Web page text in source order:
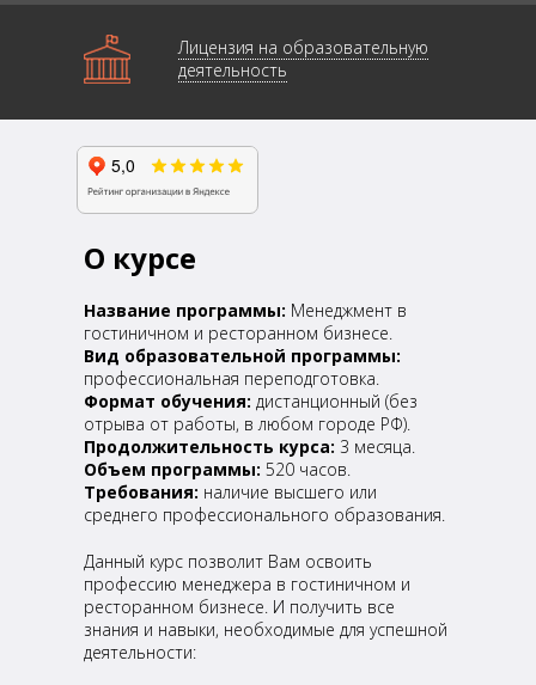
Лицензия на образовательную
деятельность
О курсе
Название программы: Менеджмент в
гостиничном и ресторанном бизнесе.
Вид образовательной программы:
профессиональная переподготовка.
Формат обучения: дистанционный (без
отрыва от работы, в любом городе РФ).
Продолжительность курса: 3 месяца.
Объем программы: 520 часов.
Требования: наличие высшего или
среднего профессионального образования.
Данный курс позволит Вам освоить
профессию менеджера в гостиничном и
ресторанном бизнесе. И получить все
знания и навыки, необходимые для успешной
деятельности: